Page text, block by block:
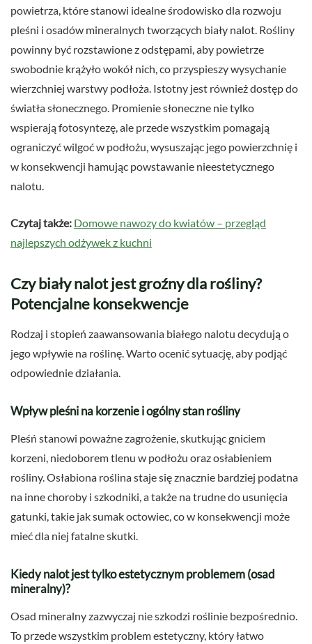
powietrza, które stanowi idealne środowisko dla rozwoju
pleśni i osadów mineralnych tworzących biały nalot. Rośliny
powinny być rozstawione z odstępami, aby powietrze
swobodnie krążyło wokół nich, co przyspieszy wysychanie
wierzchniej warstwy podłoża. Istotny jest również dostęp do
światła słonecznego. Promienie słoneczne nie tylko
wspierają fotosyntezę, ale przede wszystkim pomagają
ograniczyć wilgoć w podłożu, wysuszając jego powierzchnię i
w konsekwencji hamując powstawanie nieestetycznego
nalotu.
Czytaj także: Domowe nawozy do kwiatów – przegląd
najlepszych odżywek z kuchni
Czy biały nalot jest groźny dla rośliny?
Potencjalne konsekwencje
Rodzaj i stopień zaawansowania białego nalotu decydują o
jego wpływie na roślinę. Warto ocenić sytuację, aby podjąć
odpowiednie działania.
Wpływ pleśni na korzenie i ogólny stan rośliny
Pleśń stanowi poważne zagrożenie, skutkując gniciem
korzeni, niedoborem tlenu w podłożu oraz osłabieniem
rośliny. Osłabiona roślina staje się znacznie bardziej podatna
na inne choroby i szkodniki, a także na trudne do usunięcia
gatunki, takie jak sumak octowiec, co w konsekwencji może
mieć dla niej fatalne skutki.
Kiedy nalot jest tylko estetycznym problemem (osad
mineralny)?
Osad mineralny zazwyczaj nie szkodzi roślinie bezpośrednio.
To przede wszystkim problem estetyczny, który łatwo